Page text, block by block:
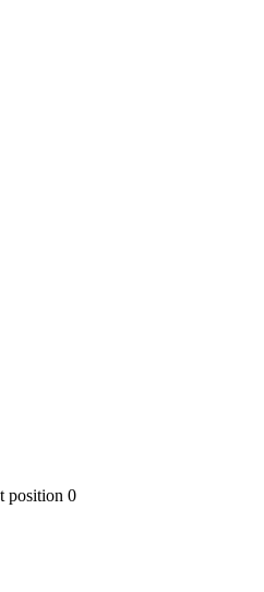
position 0